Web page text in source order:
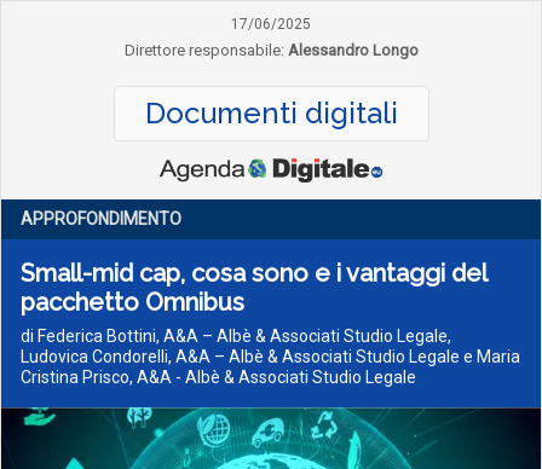
17/06/2025
Direttore responsabile: Alessandro Longo
Documenti digitali
APPROFONDIMENTO
Small-mid cap, cosa sono e i vantaggi del
pacchetto Omnibus
di Federica Bottini, A&A – Albè & Associati Studio Legale,
Ludovica Condorelli, A&A – Albè & Associati Studio Legale e Maria
Cristina Prisco, A&A - Albè & Associati Studio Legale